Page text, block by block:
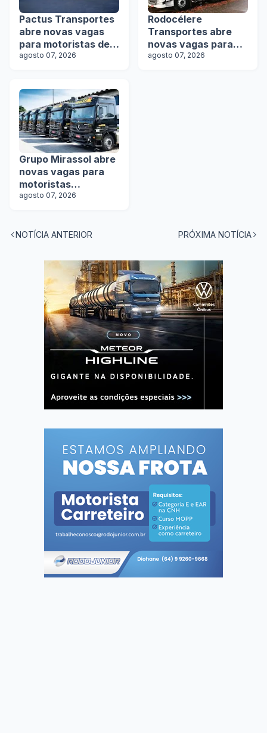
Pactus Transportes
abre novas vagas
para motoristas de
rodotrens
agosto 07, 2026
Rodocélere
Transportes abre
novas vagas para
motoristas
agosto 07, 2026
Grupo Mirassol abre
novas vagas para
motoristas
categoria D e E
agosto 07, 2026
NOTÍCIA ANTERIOR PRÓXIMA NOTÍCIA